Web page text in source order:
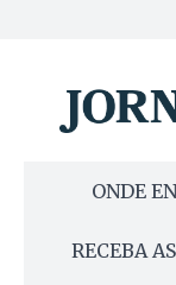
ONDE
RECEBA